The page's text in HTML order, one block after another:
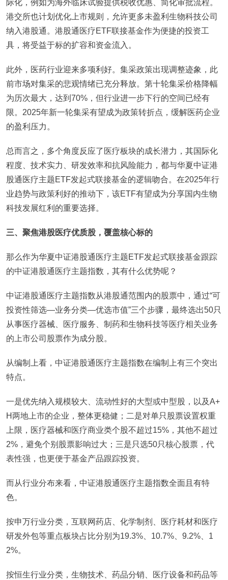
际化，例如为海外临床试验提供税收优惠、简化审批流程。
港交所也计划优化上市规则，允许更多未盈利生物科技公司
纳入港股通。港股通医疗ETF联接基金作为便捷的投资工
具，将受益于标的扩容和资金流入。
此外，医药行业迎来多项利好。集采政策出现调整迹象，此
前市场对集采的悲观情绪已充分释放。第十轮集采价格降幅
为历次最大，达到70%，但行业进一步下行的空间已经有
限。2025年新一轮集采有望成为政策转折点，缓解医药企业
的盈利压力。
总而言之，多个角度反应了医疗板块的成长潜力，其国际化
程度、技术实力、研发效率和抗风险能力，都与华夏中证港
股通医疗主题ETF发起式联接基金的逻辑吻合。在2025年行
业趋势与政策利好的推动下，该ETF有望成为分享国内生物
科技发展红利的重要选择。
三、聚焦港股医疗优质股，覆盖核心标的
那么作为华夏中证港股通医疗主题ETF发起式联接基金跟踪
的中证港股通医疗主题指数，其有什么优势呢？
中证港股通医疗主题指数从港股通范围内的股票中，通过“可
投资性筛选—业务分类—优选市值”三个步骤，最终选出50只
从事医疗器械、医疗服务、制药和生物科技等医疗相关业务
的上市公司股票作为成分股。
从编制上看，中证港股通医疗主题指数在编制上有三个突出
特点。
一是优先纳入规模较大、流动性好的大型或中型股，以及A+
H两地上市的企业，整体更稳健；二是对单只股票设置权重
上限，医疗器械和医疗商业类个股不超过15%，其他不超过
2%，避免个别股票影响过大；三是只选50只核心股票，代
表性强，也更便于基金产品跟踪投资。
而从行业分布来看，中证港股通医疗主题指数全面且有特
色。
按申万行业分类，互联网药店、化学制剂、医疗耗材和医疗
研发外包等重点板块占比分别为19.3%、10.7%、9.2%、1
2%。
按恒生行业分类，生物技术、药品分销、医疗设备和药品等